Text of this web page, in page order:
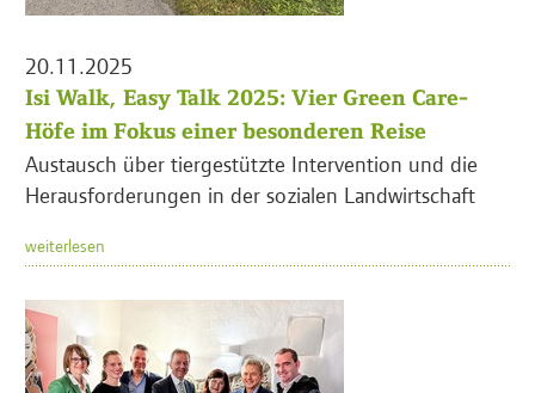
20.11.2025
Isi Walk, Easy Talk 2025: Vier Green Care-
Höfe im Fokus einer besonderen Reise
Austausch über tiergestützte Intervention und die
Herausforderungen in der sozialen Landwirtschaft
weiterlesen